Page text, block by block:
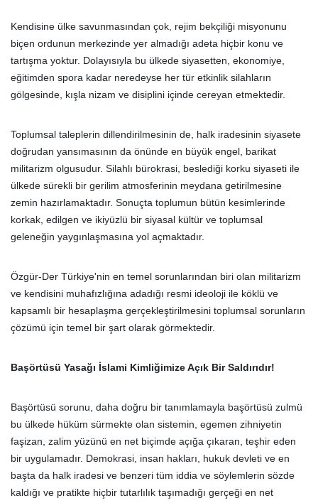
Kendisine ülke savunmasından çok, rejim bekçiliği misyonunu
biçen ordunun merkezinde yer almadığı adeta hiçbir konu ve
tartışma yoktur. Dolayısıyla bu ülkede siyasetten, ekonomiye,
eğitimden spora kadar neredeyse her tür etkinlik silahların
gölgesinde, kışla nizam ve disiplini içinde cereyan etmektedir.
Toplumsal taleplerin dillendirilmesinin de, halk iradesinin siyasete
doğrudan yansımasının da önünde en büyük engel, barikat
militarizm olgusudur. Silahlı bürokrasi, beslediği korku siyaseti ile
ülkede sürekli bir gerilim atmosferinin meydana getirilmesine
zemin hazırlamaktadır. Sonuçta toplumun bütün kesimlerinde
korkak, edilgen ve ikiyüzlü bir siyasal kültür ve toplumsal
geleneğin yaygınlaşmasına yol açmaktadır.
Özgür-Der Türkiye'nin en temel sorunlarından biri olan militarizm
ve kendisini muhafızlığına adadığı resmi ideoloji ile köklü ve
kapsamlı bir hesaplaşma gerçekleştirilmesini toplumsal sorunların
çözümü için temel bir şart olarak görmektedir.
Başörtüsü Yasağı İslami Kimliğimize Açık Bir Saldırıdır!
Başörtüsü sorunu, daha doğru bir tanımlamayla başörtüsü zulmü
bu ülkede hüküm sürmekte olan sistemin, egemen zihniyetin
faşizan, zalim yüzünü en net biçimde açığa çıkaran, teşhir eden
bir uygulamadır. Demokrasi, insan hakları, hukuk devleti ve en
başta da halk iradesi ve benzeri tüm iddia ve söylemlerin sözde
kaldığı ve pratikte hiçbir tutarlılık taşımadığı gerçeği en net